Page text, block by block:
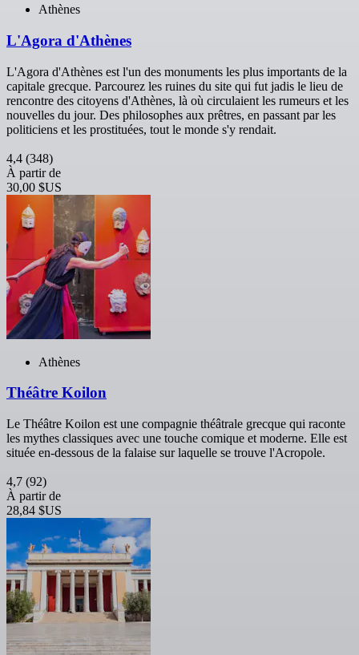
Athènes
L'Agora d'Athènes
L'Agora d'Athènes est l'un des monuments les plus importants de la
capitale grecque. Parcourez les ruines du site qui fut jadis le lieu de
rencontre des citoyens d'Athènes, là où circulaient les rumeurs et les
nouvelles du jour. Des philosophes aux prêtres, en passant par les
politiciens et les prostituées, tout le monde s'y rendait.
4,4 (348)
À partir de
30,00 $US
Athènes
Théâtre Koilon
Le Théâtre Koilon est une compagnie théâtrale grecque qui raconte
les mythes classiques avec une touche comique et moderne. Elle est
située en-dessous de la falaise sur laquelle se trouve l'Acropole.
4,7 (92)
À partir de
28,84 $US